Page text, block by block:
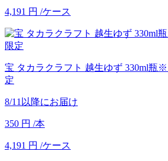
4,191 円 /ケース
宝 タカラクラフト 越生ゆず 330ml瓶
定
8/11以降にお届け
350 円 /本
4,191 円 /ケース